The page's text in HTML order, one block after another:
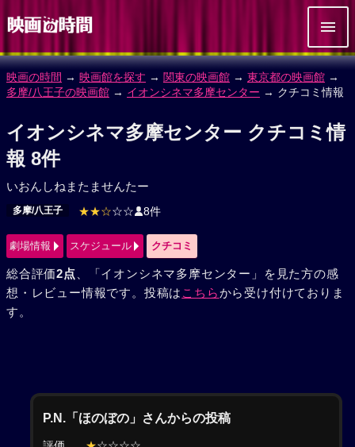
映画の時間 → 映画館を探す → 関東の映画館 → 東京都の映画館 →
多摩/八王子の映画館 → イオンシネマ多摩センター → クチコミ情報
イオンシネマ多摩センター クチコミ情
報 8件
いおんしねまたませんたー
多摩/八王子 ★★☆☆☆ 8件
劇場情報 スケジュール クチコミ
総合評価2点 、「イオンシネマ多摩センター」を見た方の感
想・レビュー情報です。投稿は こちらから受け付けておりま
す。
P.N.「ほのぼの」さんからの投稿